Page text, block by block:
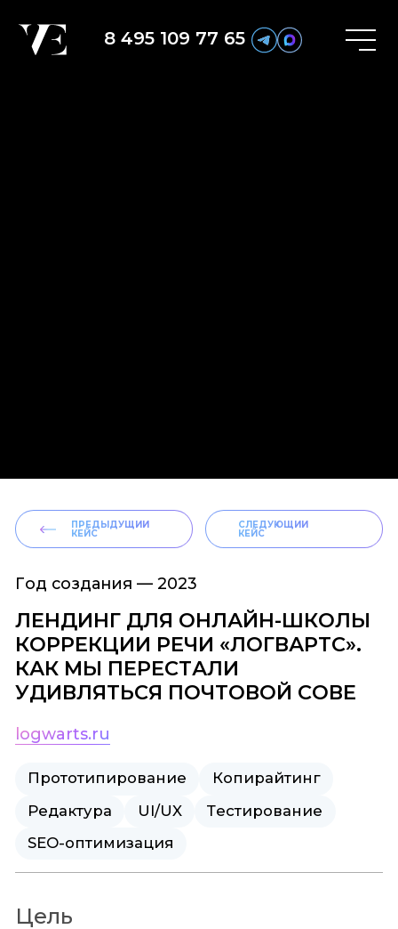
8 495 109 77 65
ПРЕДЫДУЩИЙ
КЕЙС
СЛЕДУЮЩИЙ
КЕЙС
Год создания — 2023
ЛЕНДИНГ ДЛЯ ОНЛАЙН-ШКОЛЫ
КОРРЕКЦИИ РЕЧИ «ЛОГВАРТС».
КАК МЫ ПЕРЕСТАЛИ
УДИВЛЯТЬСЯ ПОЧТОВОЙ СОВЕ
logwarts.ru
Прототипирование
Копирайтинг
Редактура
UI/UX
Тестирование
SEO-оптимизация
Цель